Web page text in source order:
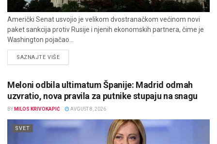
Američki Senat usvojio je velikom dvostranačkom većinom novi
paket sankcija protiv Rusije i njenih ekonomskih partnera, čime je
Washington pojačao...
SAZNAJTE VIŠEDETAILS
Meloni odbila ultimatum Španije: Madrid odmah
uzvratio, nova pravila za putnike stupaju na snagu
BY MILOS KRIVOKAPIĆ AVGUST 8, 2026
SVET